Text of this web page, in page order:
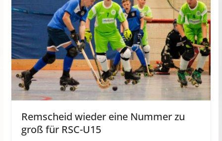
Remscheid wieder eine Nummer zu
groß für RSC-U15